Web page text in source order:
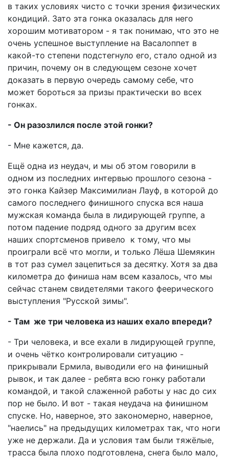
в таких условиях чисто с точки зрения физических
кондиций. Зато эта гонка оказалась для него
хорошим мотиватором - я так понимаю, что это не
очень успешное выступление на Васалоппет в
какой-то степени подстегнуло его, стало одной из
причин, почему он в следующем сезоне хочет
доказать в первую очередь самому себе, что
может бороться за призы практически во всех
гонках.
- Он разозлился после этой гонки?
- Мне кажется, да.
Ещё одна из неудач, и мы об этом говорили в
одном из последних интервью прошлого сезона -
это гонка Кайзер Максимилиан Лауф, в которой до
самого последнего финишного спуска вся наша
мужская команда была в лидирующей группе, а
потом падение подряд одного за другим всех
наших спортсменов привело к тому, что мы
проиграли всё что могли, и только Лёша Шемякин
в тот раз сумел зацепиться за десятку. Хотя за два
километра до финиша нам всем казалось, что мы
сейчас станем свидетелями такого феерического
выступления "Русской зимы".
- Там же три человека из наших ехало впереди?
- Три человека, и все ехали в лидирующей группе,
и очень чётко контролировали ситуацию -
прикрывали Ермила, выводили его на финишный
рывок, и так далее - ребята всю гонку работали
командой, и такой слаженной работы у нас до сих
пор не было. И вот - такая неудача на финишном
спуске. Но, наверное, это закономерно, наверное,
"наелись" на предыдущих километрах так, что ноги
уже не держали. Да и условия там были тяжёлые,
трасса была плохо подготовлена, снега было мало,